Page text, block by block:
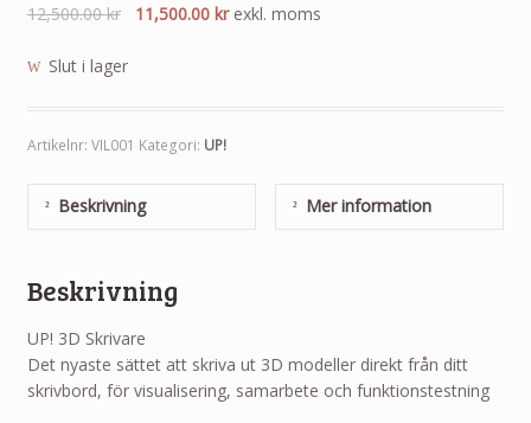
12,500.00kr 11,500.00kr exkl. moms
Slut i lager
Artikelnr: VIL001 Kategori: UP!
Beskrivning Mer information
Beskrivning
UP! 3D Skrivare
Det nyaste sättet att skriva ut 3D modeller direkt från ditt
skrivbord, för visualisering, samarbete och funktionstestning